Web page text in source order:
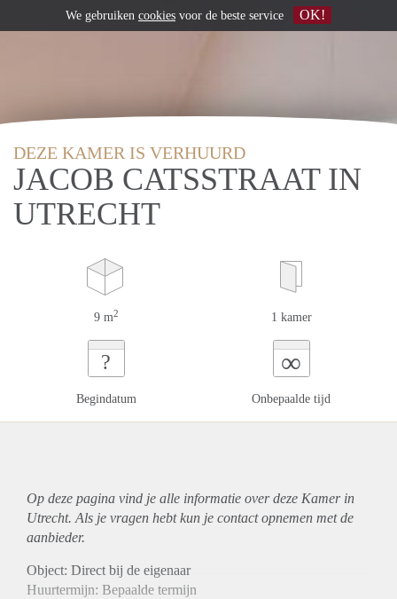
DEZE KAMER IS VERHUURD
JACOB CATSSTRAAT IN
UTRECHT
9 m2 1 kamer
?
Begindatum
∞
Onbepaalde tijd
Op deze pagina vind je alle informatie over deze Kamer in
Utrecht. Als je vragen hebt kun je contact opnemen met de
aanbieder.
Object: Direct bij de eigenaar
Huurtermijn: Bepaalde termijn
We gebruiken cookies voor de beste service OK!